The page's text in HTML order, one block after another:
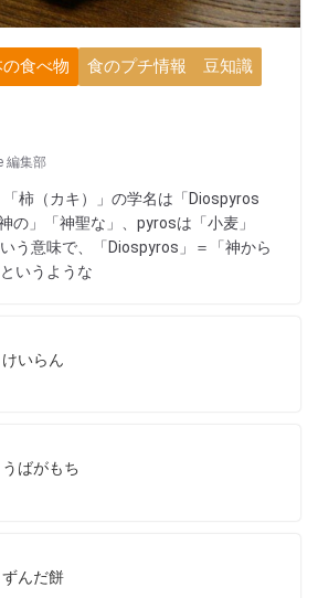
の食べ物 食のプチ情報 豆知識
編集部
柿（カキ）」の学名は「Diospyros
の」「神聖な」、pyrosは「小麦」
う意味で、「Diospyros」＝「神から
いうような
けいらん
うばがもち
ずんだ餅